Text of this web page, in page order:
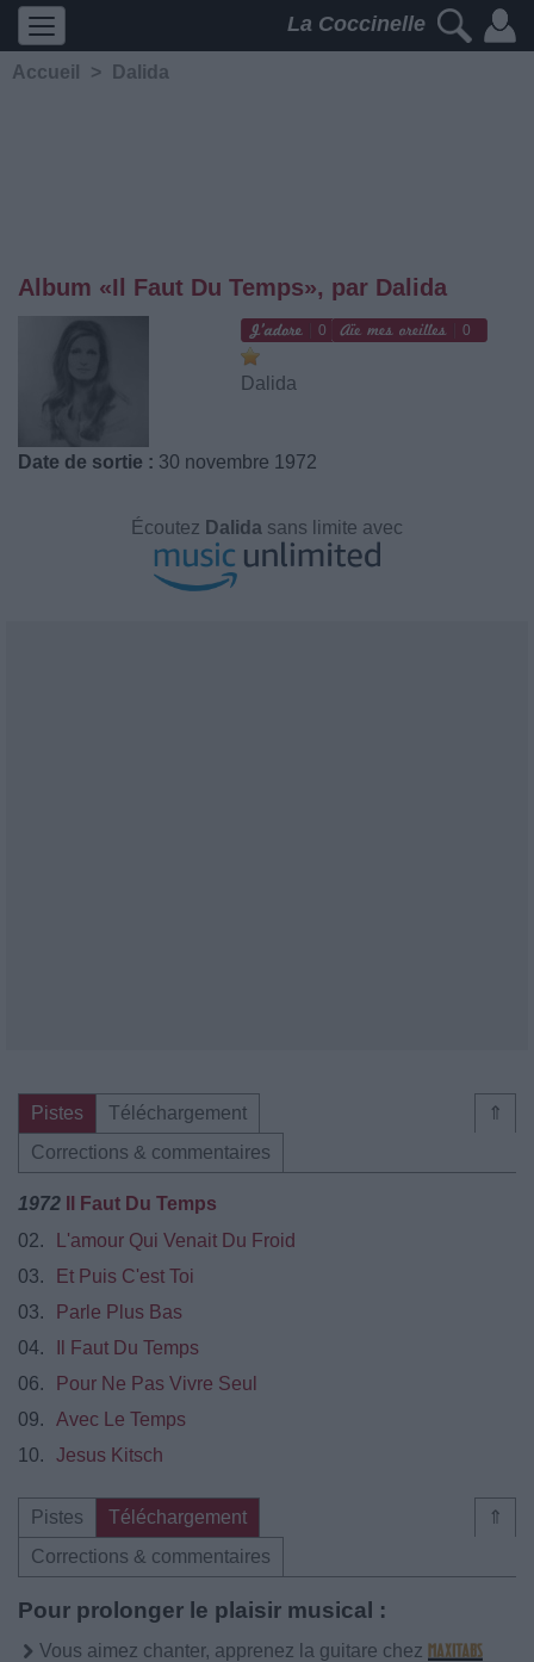
La Coccinelle
Accueil > Dalida
Album «Il Faut Du Temps», par Dalida
0 0
Dalida
Date de sortie : 30 novembre 1972
Écoutez Dalida sans limite avec
⇑
Pistes
Téléchargement
Corrections & commentaires
1972
Il Faut Du Temps
02.
L'amour Qui Venait Du Froid
03.
Et Puis C'est Toi
03.
Parle Plus Bas
04.
Il Faut Du Temps
06.
Pour Ne Pas Vivre Seul
09.
Avec Le Temps
10.
Jesus Kitsch
⇑
Pistes
Téléchargement
Corrections & commentaires
Pour prolonger le plaisir musical :
Vous aimez chanter, apprenez la guitare chez